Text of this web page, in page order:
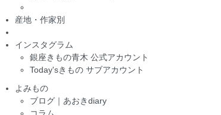
産地・作家別
インスタグラム
銀座きもの青木 公式アカウント
Today'sきもの サブアカウント
よみもの
ブログ｜あおきdiary
コラム